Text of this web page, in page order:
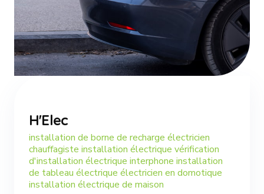
H'Elec
installation de borne de recharge électricien
chauffagiste installation électrique vérification
d'installation électrique interphone installation
de tableau électrique électricien en domotique
installation électrique de maison